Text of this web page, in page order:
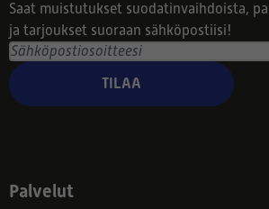
Saat muistutukset suodatinvaihdoista,
ja tarjoukset suoraan sähköpostiisi!
TILAA
Palvelut